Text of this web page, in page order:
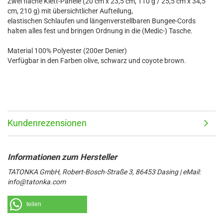
cm, 210 g) mit übersichtlicher Aufteilung,
elastischen Schlaufen und längenverstellbaren Bungee-Cords
halten alles fest und bringen Ordnung in die (Medic-) Tasche.
Material 100% Polyester (200er Denier)
Verfügbar in den Farben olive, schwarz und coyote brown.
Kundenrezensionen
TATONKA GmbH, Robert-Bosch-Straße 3, 86453 Dasing | eMail:
info@tatonka.com
teilen